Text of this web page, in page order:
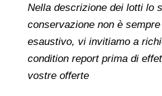
Nella descrizione dei lotti lo
conservazione non è
esaustivo, vi invitiamo a
condition report prima di
vostre offerte